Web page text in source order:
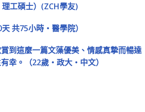
工碩士）(ZCH學友)
共75小時‧醫學院）
到這麼一篇文藻優美、情感真摯而暢達
幸。（22歲‧政大‧中文）